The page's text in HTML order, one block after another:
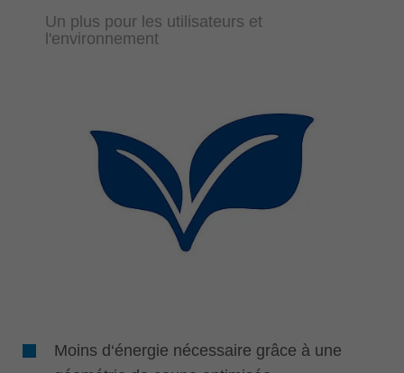
Un plus pour les utilisateurs et
l'environnement
Moins d‘énergie nécessaire grâce à une